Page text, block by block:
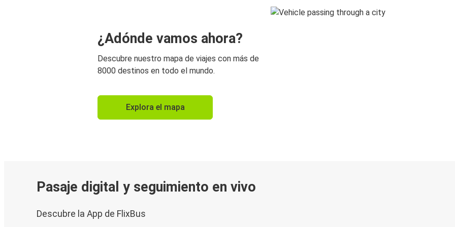
¿Adónde vamos ahora?
Descubre nuestro mapa de viajes con más de
8000 destinos en todo el mundo.
Explora el mapa
Pasaje digital y seguimiento en vivo
Descubre la App de FlixBus